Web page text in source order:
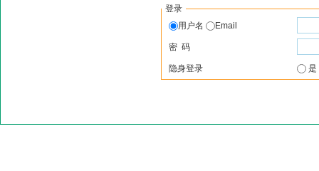
登录
用户名
Email
密 码
隐身登录